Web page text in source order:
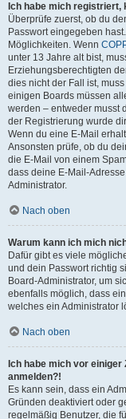
Ich habe mich registriert,
Überprüfe zuerst, ob du
Passwort eingegeben
Möglichkeiten. Wenn
unter 13 Jahre alt bist,
Erziehungsberechtigten
dies nicht der Fall ist,
einigen Boards müssen
werden – entweder musst
der Registrierung wurde
Wenn du eine E-Mail
Ansonsten prüfe, ob du
die E-Mail von einem
dass deine E-Mail-
Administrator.
Nach oben
Warum kann ich mich
Dafür gibt es viele
und dein Passwort richtig
Board-Administrator, um
ebenfalls möglich, dass
welches ein Administrator
Nach oben
Ich habe mich vor
anmelden?!
Es kann sein, dass ein
Gründen deaktiviert oder
regelmäßig Benutzer, die